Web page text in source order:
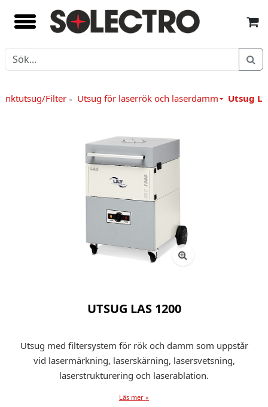
Filter » Utsug för laserrök och laserdamm Utsug
UTSUG LAS 1200
Utsug med filtersystem för rök och damm som uppstår
vid lasermärkning, laserskärning, lasersvetsning,
laserstrukturering och laserablation.
Läs mer »